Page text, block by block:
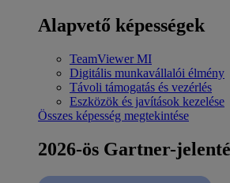
Alapvető képességek
TeamViewer MI
Digitális munkavállalói élmény
Távoli támogatás és vezérlés
Eszközök és javítások kezelése
Összes képesség megtekintése
2026-ös Gartner-